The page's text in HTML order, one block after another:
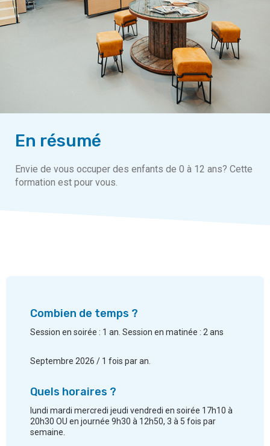
En résumé
Envie de vous occuper des enfants de 0 à 12 ans? Cette
formation est pour vous.
Combien de temps ?
Session en soirée : 1 an. Session en matinée : 2 ans
Septembre 2026 / 1 fois par an.
Quels horaires ?
lundi mardi mercredi jeudi vendredi en soirée 17h10 à
20h30 OU en journée 9h30 à 12h50, 3 à 5 fois par
semaine.